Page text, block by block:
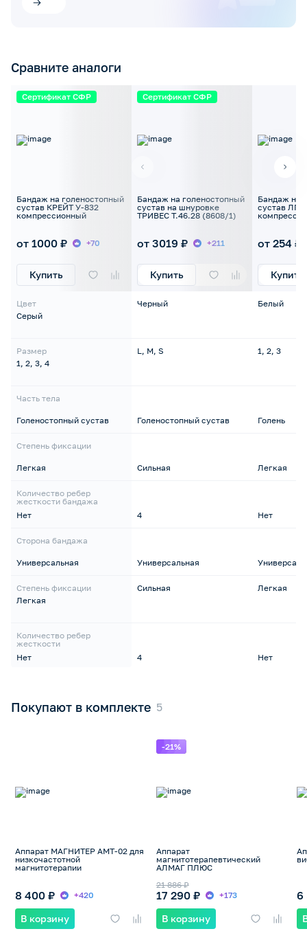
Сравните аналоги
Сертификат СФР
Бандаж на голеностопный
сустав КРЕЙТ У-832
компрессионный
от 1000 ₽ +70
Купить
Цвет
Серый
Размер
1, 2, 3, 4
Часть тела
Голеностопный сустав
Степень фиксации
Легкая
Количество ребер
жесткости бандажа
Нет
Сторона бандажа
Универсальная
Степень фиксации
Легкая
Количество ребер
жесткости
Нет
Сертификат СФР
Бандаж на голеностопный
сустав на шнуровке
ТРИВЕС Т.46.28 (8608/1)
от 3019 ₽ +211
Купить
Черный
L, M, S
Голеностопный сустав
Сильная
4
Универсальная
Сильная
4
Бандаж на
сустав
от 254 ₽
Купить
Белый
1, 2, 3
Голень
Легкая
Нет
Легкая
Нет
Покупают в комплекте
Аппарат МАГНИТЕР АМТ-02 для
низкочастотной
магнитотерапии
8 400 ₽ +420
В корзину
-21%
Аппарат
магнитотерапевтический
АЛМАГ ПЛЮС
17 290 ₽
21 886 ₽
+173
В корзину
6